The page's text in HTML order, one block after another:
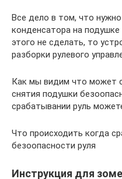
Все дело в том, что
конденсатора на
этого не сделать, то
разборки рулевого
Как мы видим что может
снятия подушки
срабатывании руль
Что происходить когда
безоопасности руля
Инструкция для